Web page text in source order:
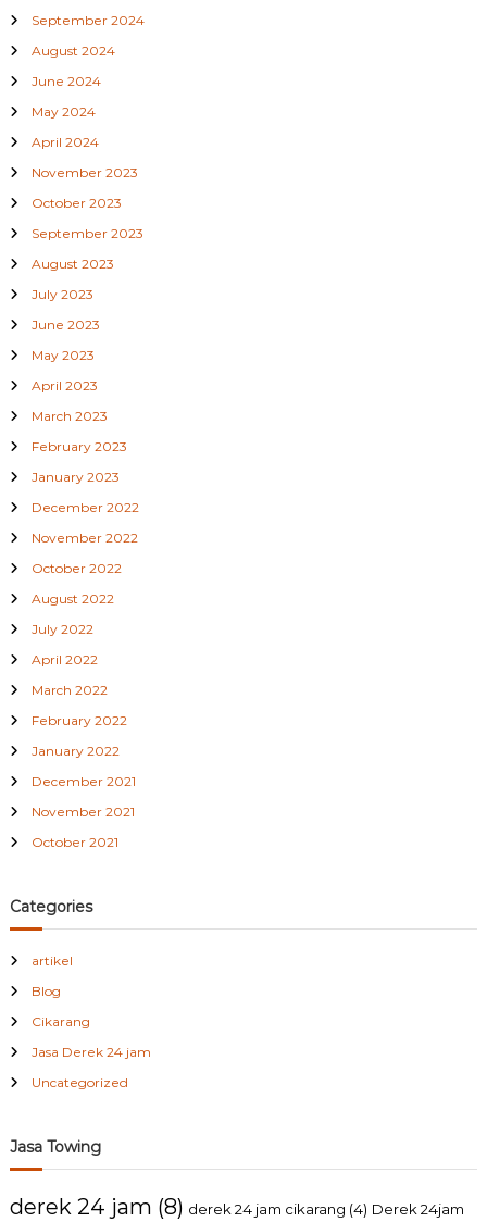
September 2024
August 2024
June 2024
May 2024
April 2024
November 2023
October 2023
September 2023
August 2023
July 2023
June 2023
May 2023
April 2023
March 2023
February 2023
January 2023
December 2022
November 2022
October 2022
August 2022
July 2022
April 2022
March 2022
February 2022
January 2022
December 2021
November 2021
October 2021
Categories
artikel
Blog
Cikarang
Jasa Derek 24 jam
Uncategorized
Jasa Towing
derek 24 jam (8) derek 24 jam cikarang (4) Derek 24jam